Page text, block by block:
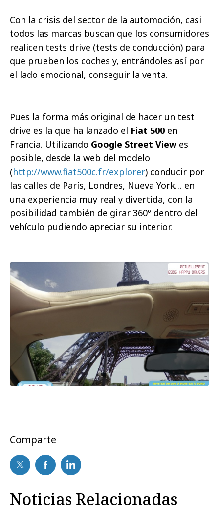
Con la crisis del sector de la automoción, casi
todos las marcas buscan que los consumidores
realicen tests drive (tests de conducción) para
que prueben los coches y, entrándoles así por
el lado emocional, conseguir la venta.
Pues la forma más original de hacer un test
drive es la que ha lanzado el Fiat 500 en
Francia. Utilizando Google Street Viewes
posible, desde la web del modelo
(http://www.fiat500c.fr/explorer) conducir por
las calles de París, Londres, Nueva York… en
una experiencia muy real y divertida, con la
posibilidad también de girar 360º dentro del
vehículo pudiendo apreciar su interior.
Comparte
Noticias Relacionadas